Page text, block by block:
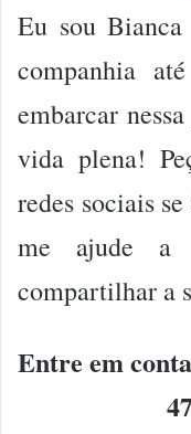
Eu sou
companhia
embarcar
vida plena!
redes sociais
me ajude a
compartilhar a
Entre em